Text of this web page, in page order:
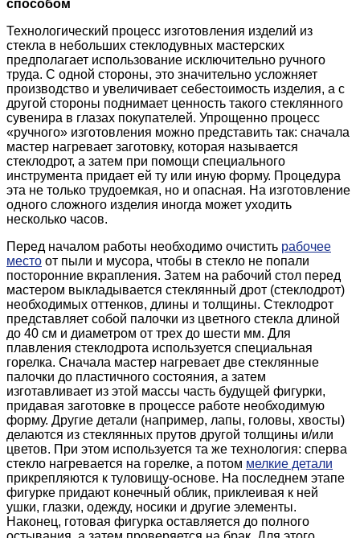
способом
Технологический процесс изготовления изделий из
стекла в небольших стеклодувных мастерских
предполагает использование исключительно ручного
труда. С одной стороны, это значительно усложняет
производство и увеличивает себестоимость изделия, а с
другой стороны поднимает ценность такого стеклянного
сувенира в глазах покупателей. Упрощенно процесс
«ручного» изготовления можно представить так: сначала
мастер нагревает заготовку, которая называется
стеклодрот, а затем при помощи специального
инструмента придает ей ту или иную форму. Процедура
эта не только трудоемкая, но и опасная. На изготовление
одного сложного изделия иногда может уходить
несколько часов.
Перед началом работы необходимо очистить рабочее
место от пыли и мусора, чтобы в стекло не попали
посторонние вкрапления. Затем на рабочий стол перед
мастером выкладывается стеклянный дрот (стеклодрот)
необходимых оттенков, длины и толщины. Стеклодрот
представляет собой палочки из цветного стекла длиной
до 40 см и диаметром от трех до шести мм. Для
плавления стеклодрота используется специальная
горелка. Сначала мастер нагревает две стеклянные
палочки до пластичного состояния, а затем
изготавливает из этой массы часть будущей фигурки,
придавая заготовке в процессе работе необходимую
форму. Другие детали (например, лапы, головы, хвосты)
делаются из стеклянных прутов другой толщины и/или
цветов. При этом используется та же технология: сперва
стекло нагревается на горелке, а потом мелкие детали
прикрепляются к туловищу-основе. На последнем этапе
фигурке придают конечный облик, приклеивая к ней
ушки, глазки, одежду, носики и другие элементы.
Наконец, готовая фигурка оставляется до полного